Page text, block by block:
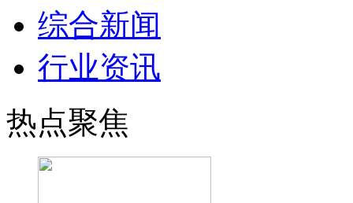
综合新闻
行业资讯
热点聚焦